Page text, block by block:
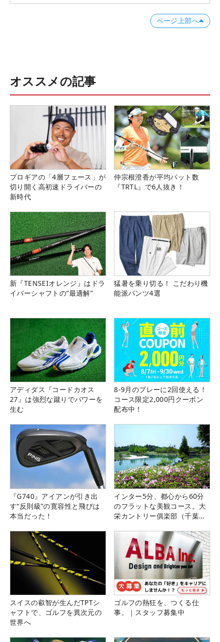
ページ上部へ
オススメの記事
プロギアの「4層フェース」が
切り開く高初速ドライバーの
新時代
仲宗根澄香が平均パット数
『TRTL』で6人抜き！
新『TENSEIオレンジ』はドラ
イバーシャフトの“最適解”
猛暑を乗り切る！ こだわり機
能派パンツ4選
アディダス『コードカオス
27』は強烈な蹴りでパワーを
生む
8-9月のプレーに2回使える！
コース限定2,000円クーポン
配布中！
『G740』アイアンが引き出
す“反則級”の寛容性と飛びは
本当だった！
インター5分、都心から60分
のフラットな美観コース。大
栄カントリー俱楽部（千葉
スイスの叡智が生んだTPTシ
ャフトで、ゴルフを異次元の
世界へ
ゴルフの熱狂を、つくる仕
事。｜スタッフ募集中